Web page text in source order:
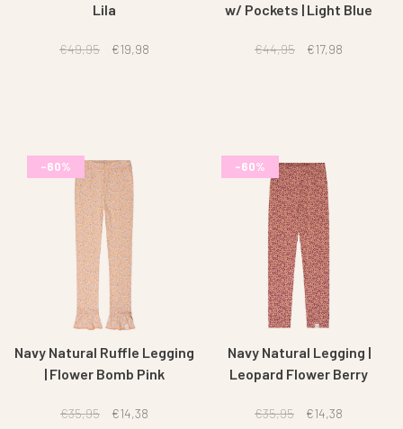
Lila
€49,95 €19,98
w/ Pockets | Light Blue
€44,95 €17,98
-60%
Navy Natural Ruffle Legging
| Flower Bomb Pink
€35,95 €14,38
-60%
Navy Natural Legging |
Leopard Flower Berry
€35,95 €14,38